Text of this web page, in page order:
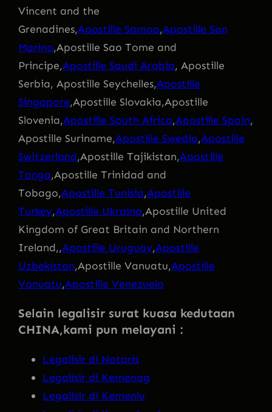
Vincent and the
Grenadines,Apostille Samoa,Apostille San
Marino,Apostille Sao Tome and
Principe,Apostille Saudi Arabia, Apostille
Serbia, Apostille Seychelles,Apostille
Singapore,Apostille Slovakia,Apostille
Slovenia,Apostille South Africa,Apostille Spain,
Apostille Suriname,Apostille Swedia,Apostille
Switzerland,Apostille Tajikistan,Apostille
Tonga,Apostille Trinidad and
Tobago,Apostille Tunisia,Apostille
Turkey,Apostille Ukraina,Apostille United
Kingdom of Great Britain and Northern
Ireland,,Apostille Uruguay,Apostille
Uzbekistan,Apostille Vanuatu,Apostille
Vanuatu,Apostille Venezuela
Selain legalisir surat kuasa kedutaan
CHINA,kami pun melayani :
Legalisir di Notaris
Legalisir di Kemenag
Legalisir di Kemenlu